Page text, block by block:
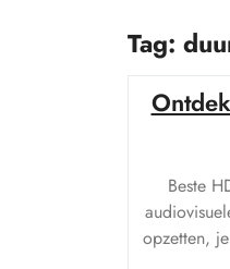
Tag:
Beste
opzetten,